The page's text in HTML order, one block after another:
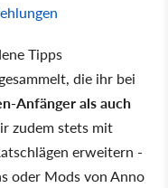
Tipps
die ihr bei
Anfänger als auch
zudem stets mit
erweitern -
oder Mods von Anno